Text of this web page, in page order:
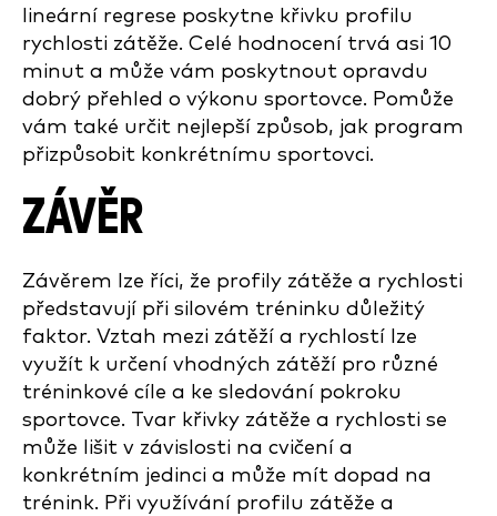
lineární regrese poskytne křivku profilu
rychlosti zátěže. Celé hodnocení trvá asi 10
minut a může vám poskytnout opravdu
dobrý přehled o výkonu sportovce. Pomůže
vám také určit nejlepší způsob, jak program
přizpůsobit konkrétnímu sportovci.
ZÁVĚR
Závěrem lze říci, že profily zátěže a rychlosti
představují při silovém tréninku důležitý
faktor. Vztah mezi zátěží a rychlostí lze
využít k určení vhodných zátěží pro různé
tréninkové cíle a ke sledování pokroku
sportovce. Tvar křivky zátěže a rychlosti se
může lišit v závislosti na cvičení a
konkrétním jedinci a může mít dopad na
trénink. Při využívání profilu zátěže a